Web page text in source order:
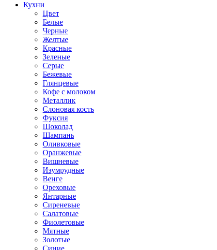
Кухни
Цвет
Белые
Черные
Желтые
Красные
Зеленые
Серые
Бежевые
Глянцевые
Кофе с молоком
Металлик
Слоновая кость
Фуксия
Шоколад
Шампань
Оливковые
Оранжевые
Вишневые
Изумрудные
Венге
Ореховые
Янтарные
Сиреневые
Салатовые
Фиолетовые
Мятные
Золотые
Синие